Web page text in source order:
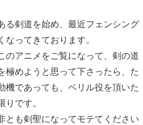
る剣道を始め、最近フェンシング
ってきております。
のアニメをご覧になって、剣の道
極めようと思って下さったら、た
機であっても、ベリル役を頂いた
です。
とも剣聖になってモテてください